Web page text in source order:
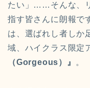
たい」……そんな、
指す皆さんに朗報で
は、選ばれし者しか
域、ハイクラス限定
（Gorgeous）』
。